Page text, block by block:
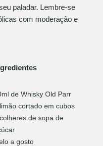
paladar. Lembre-se
com moderação e
de Whisky Old Parr
cortado em cubos
de sopa de
a gosto